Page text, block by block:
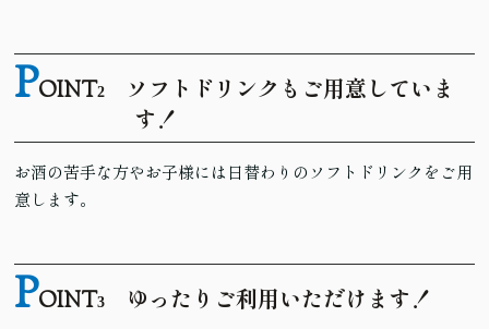
POINT2
ソフトドリンクもご用意していま
す！
お酒の苦手な方やお子様には日替わりのソフトドリンクをご用
意します。
POINT3 ゆったりご利用いただけます！